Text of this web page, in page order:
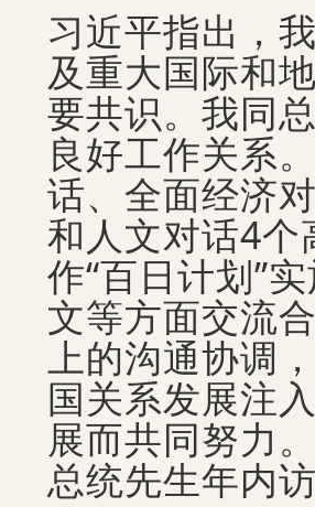
习近平指出，
及重大国际和
要共识。我同
良好工作关系
话、全面经济
和人文对话4
作“百日计划”
文等方面交流
上的沟通协调
国关系发展注
展而共同努力
总统先生年内